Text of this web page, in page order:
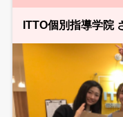
ITTO個別指導学院